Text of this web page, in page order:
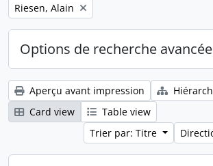
Remove filter:
Riesen, Alain
Options de recherche avancée
Aperçu avant impression
Card view
Table view
Trier par: Titre